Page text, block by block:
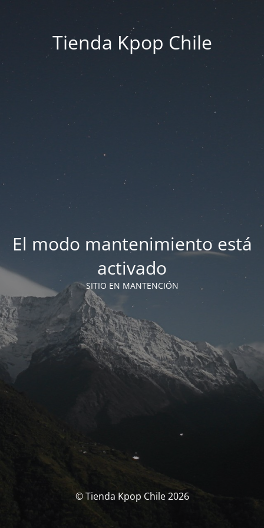
Tienda Kpop Chile
El modo mantenimiento está
activado
SITIO EN MANTENCIÓN
© Tienda Kpop Chile 2026